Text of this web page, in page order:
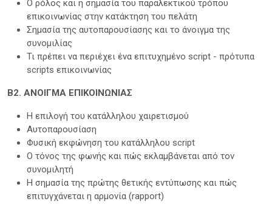
Ο ρόλος και η σημασία του παραλεκτικού τρόπου
επικοινωνίας στην κατάκτηση του πελάτη
Σημασία της αυτοπαρουσίασης και το άνοιγμα της
συνομιλίας
Τι πρέπει να περιέχει ένα επιτυχημένο script - πρότυπα
scripts επικοινωνίας
Β2. ΑΝΟΙΓΜΑ ΕΠΙΚΟΙΝΩΝΙΑΣ
Η επιλογή του κατάλληλου χαιρετισμού
Αυτοπαρουσίαση
Φυσική εκφώνηση του κατάλληλου script
Ο τόνος της φωνής και πώς εκλαμβάνεται από τον
συνομιλητή
Η σημασία της πρώτης θετικής εντύπωσης και πώς
επιτυγχάνεται η αρμονία (rapport)